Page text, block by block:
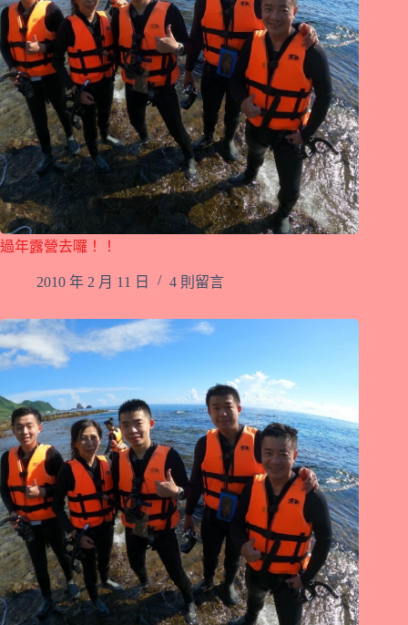
過年露營去囉！！
2010 年 2 月 11 日 4 則留言